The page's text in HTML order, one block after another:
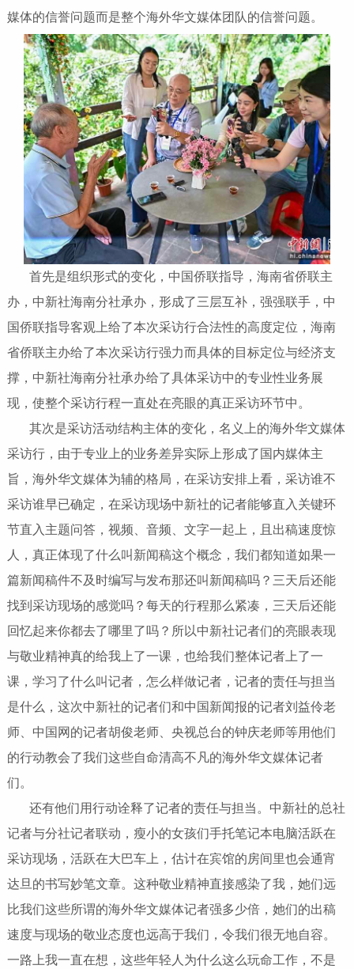
媒体的信誉问题而是整个海外华文媒体团队的信誉问题。
首先是组织形式的变化，中国侨联指导，海南省侨联主
办，中新社海南分社承办，形成了三层互补，强强联手，中
国侨联指导客观上给了本次采访行合法性的高度定位，海南
省侨联主办给了本次采访行强力而具体的目标定位与经济支
撑，中新社海南分社承办给了具体采访中的专业性业务展
现，使整个采访行程一直处在亮眼的真正采访环节中。
其次是采访活动结构主体的变化，名义上的海外华文媒体
采访行，由于专业上的业务差异实际上形成了国内媒体主
旨，海外华文媒体为辅的格局，在采访安排上看，采访谁不
采访谁早已确定，在采访现场中新社的记者能够直入关键环
节直入主题问答，视频、音频、文字一起上，且出稿速度惊
人，真正体现了什么叫新闻稿这个概念，我们都知道如果一
篇新闻稿件不及时编写与发布那还叫新闻稿吗？三天后还能
找到采访现场的感觉吗？每天的行程那么紧凑，三天后还能
回忆起来你都去了哪里了吗？所以中新社记者们的亮眼表现
与敬业精神真的给我上了一课，也给我们整体记者上了一
课，学习了什么叫记者，怎么样做记者，记者的责任与担当
是什么，这次中新社的记者们和中国新闻报的记者刘益伶老
师、中国网的记者胡俊老师、央视总台的钟庆老师等用他们
的行动教会了我们这些自命清高不凡的海外华文媒体记者
们。
还有他们用行动诠释了记者的责任与担当。中新社的总社
记者与分社记者联动，瘦小的女孩们手托笔记本电脑活跃在
采访现场，活跃在大巴车上，估计在宾馆的房间里也会通宵
达旦的书写妙笔文章。这种敬业精神直接感染了我，她们远
比我们这些所谓的海外华文媒体记者强多少倍，她们的出稿
速度与现场的敬业态度也远高于我们，令我们很无地自容。
一路上我一直在想，这些年轻人为什么这么玩命工作，不是